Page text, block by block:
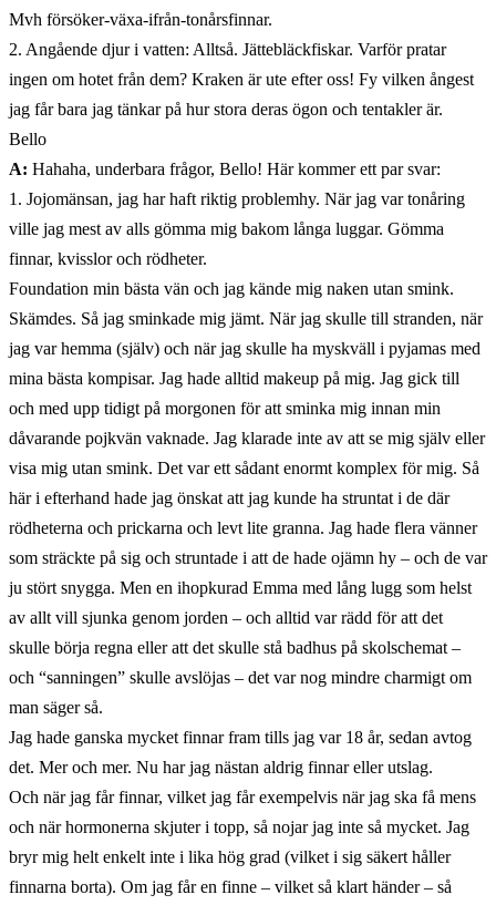
Mvh försöker-växa-ifrån-tonårsfinnar.
2. Angående djur i vatten: Alltså. Jättebläckfiskar. Varför pratar
ingen om hotet från dem? Kraken är ute efter oss! Fy vilken ångest
jag får bara jag tänkar på hur stora deras ögon och tentakler är.
Bello
A: Hahaha, underbara frågor, Bello! Här kommer ett par svar:
1. Jojomänsan, jag har haft riktig problemhy. När jag var tonåring
ville jag mest av alls gömma mig bakom långa luggar. Gömma
finnar, kvisslor och rödheter.
Foundation min bästa vän och jag kände mig naken utan smink.
Skämdes. Så jag sminkade mig jämt. När jag skulle till stranden, när
jag var hemma (själv) och när jag skulle ha myskväll i pyjamas med
mina bästa kompisar. Jag hade alltid makeup på mig. Jag gick till
och med upp tidigt på morgonen för att sminka mig innan min
dåvarande pojkvän vaknade. Jag klarade inte av att se mig själv eller
visa mig utan smink. Det var ett sådant enormt komplex för mig. Så
här i efterhand hade jag önskat att jag kunde ha struntat i de där
rödheterna och prickarna och levt lite granna. Jag hade flera vänner
som sträckte på sig och struntade i att de hade ojämn hy – och de var
ju stört snygga. Men en ihopkurad Emma med lång lugg som helst
av allt vill sjunka genom jorden – och alltid var rädd för att det
skulle börja regna eller att det skulle stå badhus på skolschemat –
och “sanningen” skulle avslöjas – det var nog mindre charmigt om
man säger så.
Jag hade ganska mycket finnar fram tills jag var 18 år, sedan avtog
det. Mer och mer. Nu har jag nästan aldrig finnar eller utslag.
Och när jag får finnar, vilket jag får exempelvis när jag ska få mens
och när hormonerna skjuter i topp, så nojar jag inte så mycket. Jag
bryr mig helt enkelt inte i lika hög grad (vilket i sig säkert håller
finnarna borta). Om jag får en finne – vilket så klart händer – så